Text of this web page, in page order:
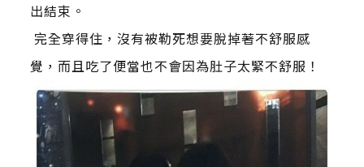
出結束。
完全穿得住，沒有被勒死想要脫掉著不舒服感
覺，而且吃了便當也不會因為肚子太緊不舒服！